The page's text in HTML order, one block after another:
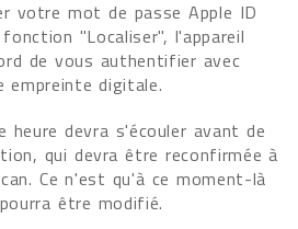
votre mot de passe Apple ID
"Localiser", l'appareil
de vous authentifier avec
digitale.
heure devra s'écouler avant de
qui devra être reconfirmée à
Ce n'est qu'à ce moment-là
être modifié.